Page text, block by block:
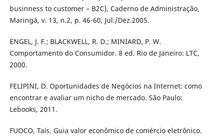
businness to customer – B2C), Caderno de Administração,
Maringá, v. 13, n.2, p. 46-60, Jul./Dez.2005.
ENGEL, J. F.; BLACKWELL, R. D.; MINIARD, P. W.
Comportamento do Consumidor. 8 ed. Rio de Janeiro: LTC,
2000.
FELIPINI, D. Oportunidades de Negócios na Internet: como
encontrar e avaliar um nicho de mercado. São Paulo:
Lebooks, 2011.
FUOCO, Taís. Guia valor econômico de comércio eletrônico.